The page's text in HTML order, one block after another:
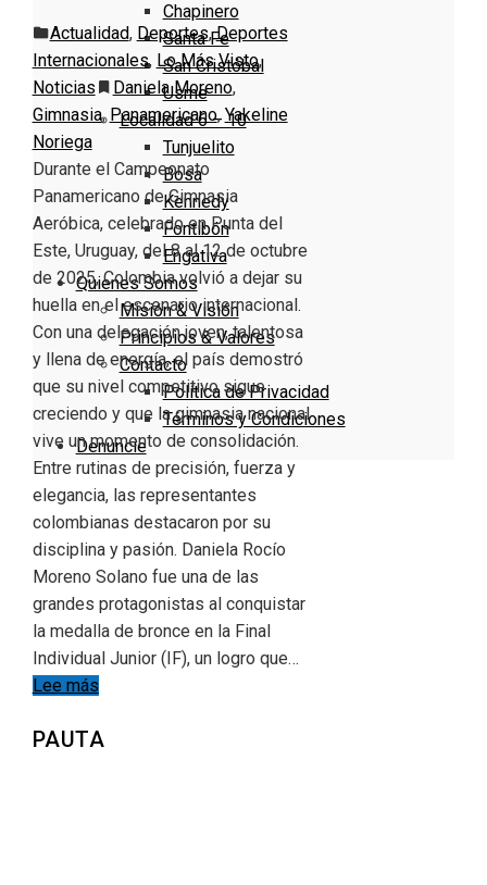
Chapinero
Santa Fe
San Cristóbal
Usme
Localidad 6 – 10
Tunjuelito
Bosa
Kennedy
Fontibón
Engativa
Quienes Somos
Misión & Visión
Principios & Valores
Contacto
Política de Privacidad
Términos y Condiciones
Denuncie
Actualidad, Deportes,Deportes
Internacionales, Lo Más Visto,
Noticias
Daniela Moreno,
Gimnasia, Panamericano,Yakeline
Noriega
Durante el Campeonato
Panamericano de Gimnasia
Aeróbica, celebrado en Punta del
Este, Uruguay, del 8 al 12 de octubre
de 2025, Colombia volvió a dejar su
huella en el escenario internacional.
Con una delegación joven, talentosa
y llena de energía, el país demostró
que su nivel competitivo sigue
creciendo y que la gimnasia nacional
vive un momento de consolidación.
Entre rutinas de precisión, fuerza y
elegancia, las representantes
colombianas destacaron por su
disciplina y pasión. Daniela Rocío
Moreno Solano fue una de las
grandes protagonistas al conquistar
la medalla de bronce en la Final
Individual Junior (IF), un logro que…
Lee más
PAUTA